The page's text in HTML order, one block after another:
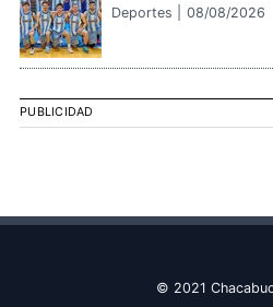
Deportes | 08/08/2026
PUBLICIDAD
© 2021